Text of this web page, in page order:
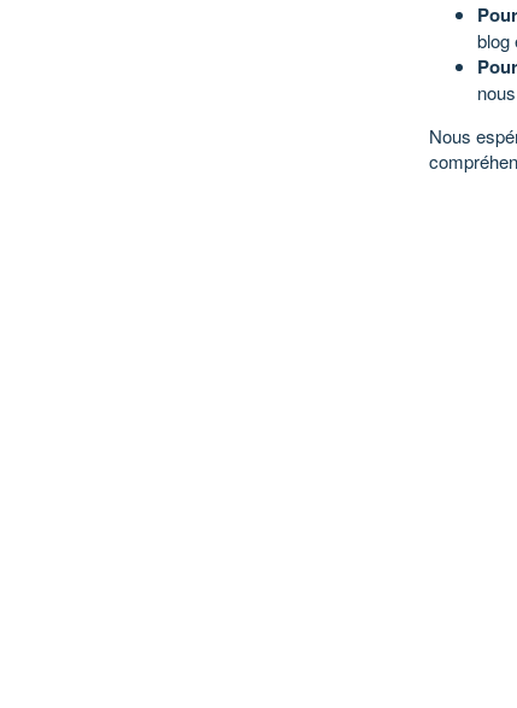
blog
Nous